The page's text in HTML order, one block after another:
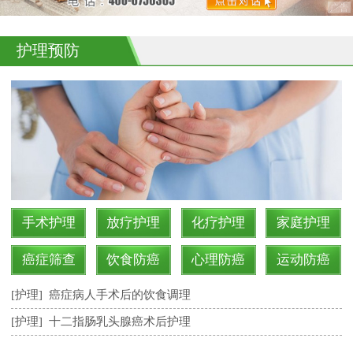
护理预防
手术护理 放疗护理 化疗护理 家庭护理
癌症筛查 饮食防癌 心理防癌 运动防癌
[护理] 癌症病人手术后的饮食调理
[护理] 十二指肠乳头腺癌术后护理